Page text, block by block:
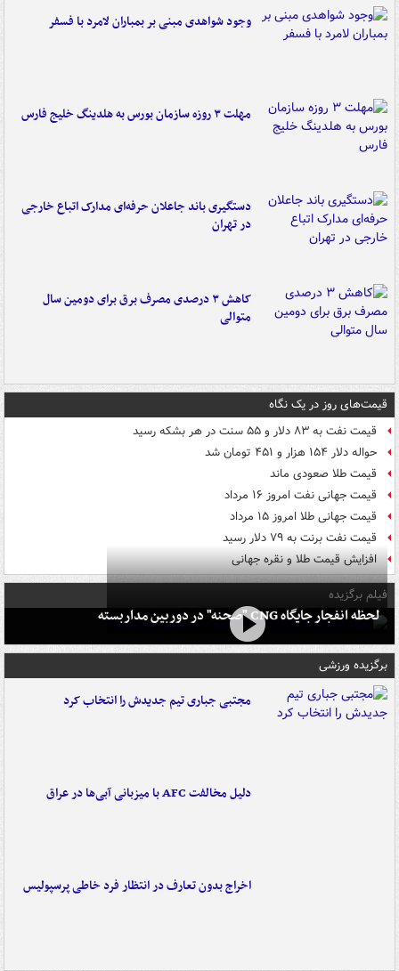
وجود شواهدی مبنی بر بمباران لامرد با فسفر
مهلت ۳ روزه سازمان بورس به هلدینگ خلیج فارس
دستگیری باند جاعلان حرفه‌ای مدارک اتباع خارجی
در تهران
کاهش ۳ درصدی مصرف برق برای دومین سال
متوالی
قیمت‌های روز در یک نگاه
قیمت نفت به ۸۳ دلار و ۵۵ سنت در هر بشکه رسید
حواله دلار ۱۵۴ هزار و ۴۵۱ تومان شد
قیمت طلا صعودی ماند
قیمت جهانی نفت امروز ۱۶ مرداد
قیمت جهانی طلا امروز ۱۵ مرداد
قیمت نفت برنت به ۷۹ دلار رسید
افزایش قیمت طلا و نقره جهانی
فیلم برگزیده
لحظه انفجار جایگاه CNG "صحنه" در دوربین مداربسته
برگزیده ورزشی
مجتبی جباری تیم جدیدش را انتخاب کرد
دلیل مخالفت AFC با میزبانی آبی‌ها در عراق
اخراج بدون تعارف در انتظار فرد خاطی پرسپولیس